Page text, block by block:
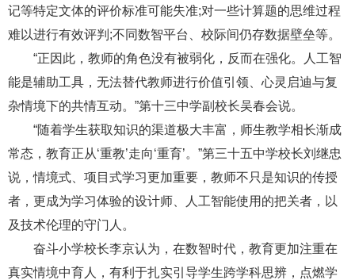
记等特定文体的评价标准可能失准;对一些计算题的思维过程
难以进行有效评判;不同数智平台、校际间仍存数据壁垒等。
“正因此，教师的角色没有被弱化，反而在强化。人工智
能是辅助工具，无法替代教师进行价值引领、心灵启迪与复
杂情境下的共情互动。”第十三中学副校长吴春会说。
“随着学生获取知识的渠道极大丰富，师生教学相长渐成
常态，教育正从‘重教’走向‘重育’。”第三十五中学校长刘继忠
说，情境式、项目式学习更加重要，教师不只是知识的传授
者，更成为学习体验的设计师、人工智能使用的把关者，以
及技术伦理的守门人。
奋斗小学校长李京认为，在数智时代，教育更加注重在
真实情境中育人，有利于扎实引导学生跨学科思辨，点燃学